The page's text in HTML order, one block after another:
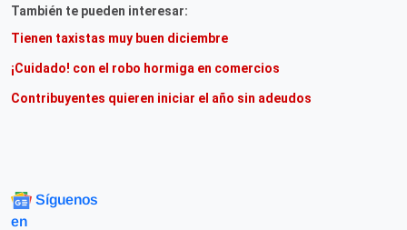
También te pueden interesar:
Tienen taxistas muy buen diciembre
¡Cuidado! con el robo hormiga en comercios
Contribuyentes quieren iniciar el año sin adeudos
Síguenos
en